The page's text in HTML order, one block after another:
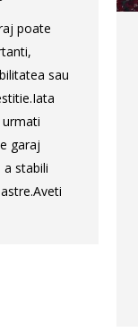
poate
sau
garaj
stabili